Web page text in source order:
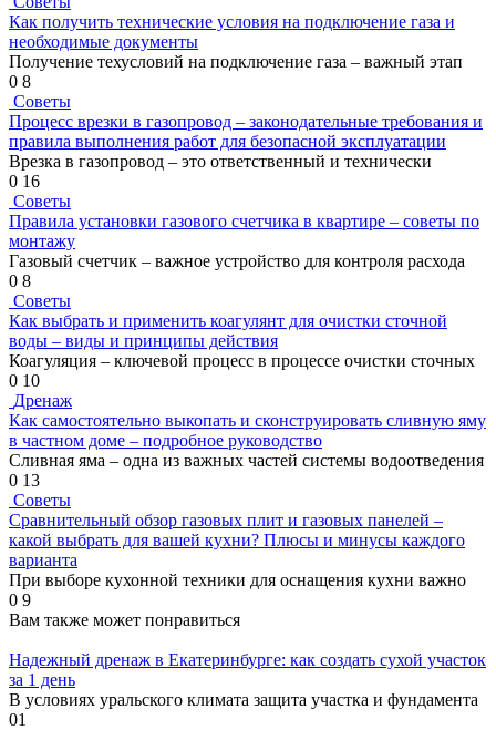
Как получить технические условия на подключение газа и
необходимые документы
Получение техусловий на подключение газа – важный этап
0 8
Советы
Процесс врезки в газопровод – законодательные требования и
правила выполнения работ для безопасной эксплуатации
Врезка в газопровод – это ответственный и технически
0 16
Советы
Правила установки газового счетчика в квартире – советы по
монтажу
Газовый счетчик – важное устройство для контроля расхода
0 8
Советы
Как выбрать и применить коагулянт для очистки сточной
воды – виды и принципы действия
Коагуляция – ключевой процесс в процессе очистки сточных
0 10
Дренаж
Как самостоятельно выкопать и сконструировать сливную яму
в частном доме – подробное руководство
Сливная яма – одна из важных частей системы водоотведения
0 13
Советы
Сравнительный обзор газовых плит и газовых панелей –
какой выбрать для вашей кухни? Плюсы и минусы каждого
варианта
При выборе кухонной техники для оснащения кухни важно
0 9
Вам также может понравиться
Надежный дренаж в Екатеринбурге: как создать сухой участок
за 1 день
В условиях уральского климата защита участка и фундамента
01